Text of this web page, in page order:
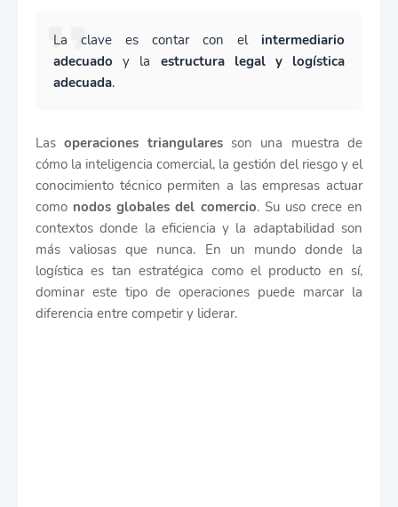
La clave es contar con el intermediario
adecuado y la estructura legal y logística
adecuada.
Lasoperaciones triangularesson una muestra de
cómo la inteligencia comercial, la gestión del riesgo y el
conocimiento técnico permiten a las empresas actuar
como nodos globales del comercio. Su uso crece en
contextos donde la eficiencia y la adaptabilidad son
más valiosas que nunca. En un mundo donde la
logística es tan estratégica como el producto en sí,
dominar este tipo de operaciones puede marcar la
diferencia entre competir y liderar.